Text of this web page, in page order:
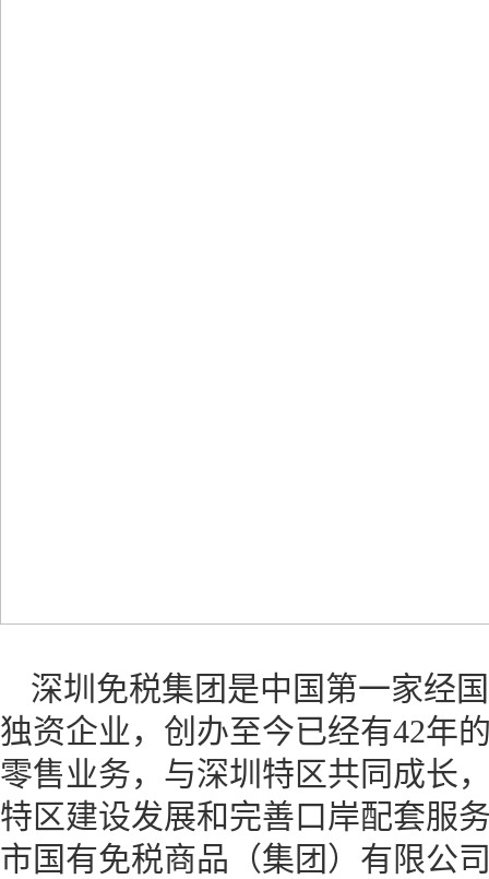
深圳免税集团是中国第一家经
独资企业，创办至今已经有42年
零售业务，与深圳特区共同成长
特区建设发展和完善口岸配套服
市国有免税商品（集团）有限公